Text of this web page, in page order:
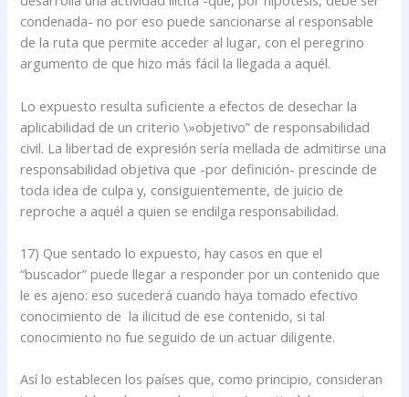
condenada- no por eso puede sancionarse al responsable
de la ruta que permite acceder al lugar, con el peregrino
argumento de que hizo más fácil la llegada a aquél.
Lo expuesto resulta suficiente a efectos de desechar la
aplicabilidad de un criterio \»objetivo” de responsabilidad
civil. La libertad de expresión sería mellada de admitirse una
responsabilidad objetiva que -por definición- prescinde de
toda idea de culpa y, consiguientemente, de juicio de
reproche a aquél a quien se endilga responsabilidad.
17) Que sentado lo expuesto, hay casos en que el
“buscador” puede llegar a responder por un contenido que
le es ajeno: eso sucederá cuando haya tomado efectivo
conocimiento de la ilicitud de ese contenido, si tal
conocimiento no fue seguido de un actuar diligente.
Así lo establecen los países que, como principio, consideran